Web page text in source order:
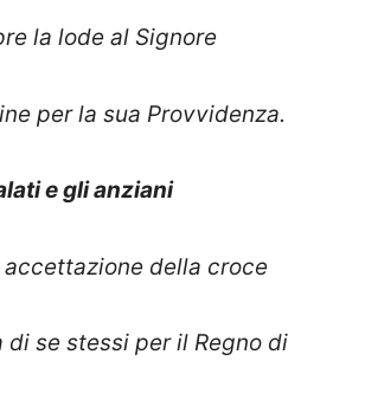
la lode al Signore
per la sua Provvidenza.
e gli anziani
accettazione della croce
di se stessi per il Regno di